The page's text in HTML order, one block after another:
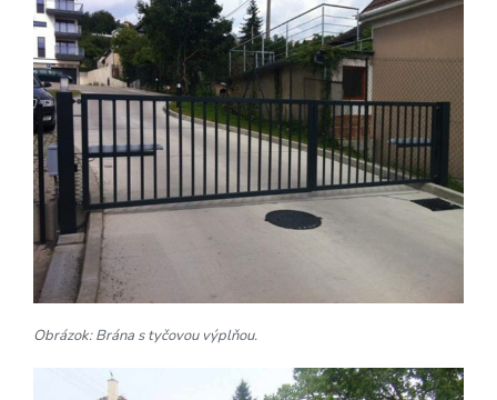
Obrázok: Brána s tyčovou výplňou.